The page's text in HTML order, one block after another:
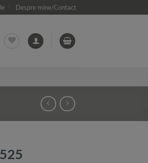
Despre mine/Contact